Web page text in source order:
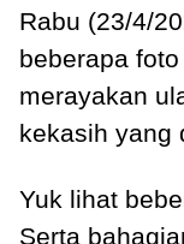
Rabu (23/4/
beberapa
merayakan
kekasih yang
Yuk lihat
Serta